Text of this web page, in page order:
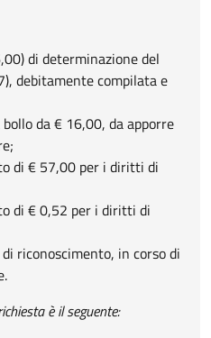
di determinazione del
debitamente compilata e
da € 16,00, da apporre
di € 57,00 per i diritti di
di € 0,52 per i diritti di
riconoscimento, in corso di
è il seguente: